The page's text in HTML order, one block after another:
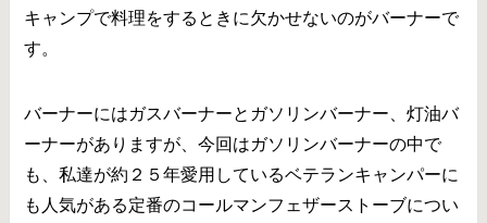
キャンプで料理をするときに欠かせないのがバーナーで
す。
バーナーにはガスバーナーとガソリンバーナー、灯油バ
ーナーがありますが、今回はガソリンバーナーの中で
も、私達が約２５年愛用しているベテランキャンパーに
も人気がある定番のコールマンフェザーストーブについ